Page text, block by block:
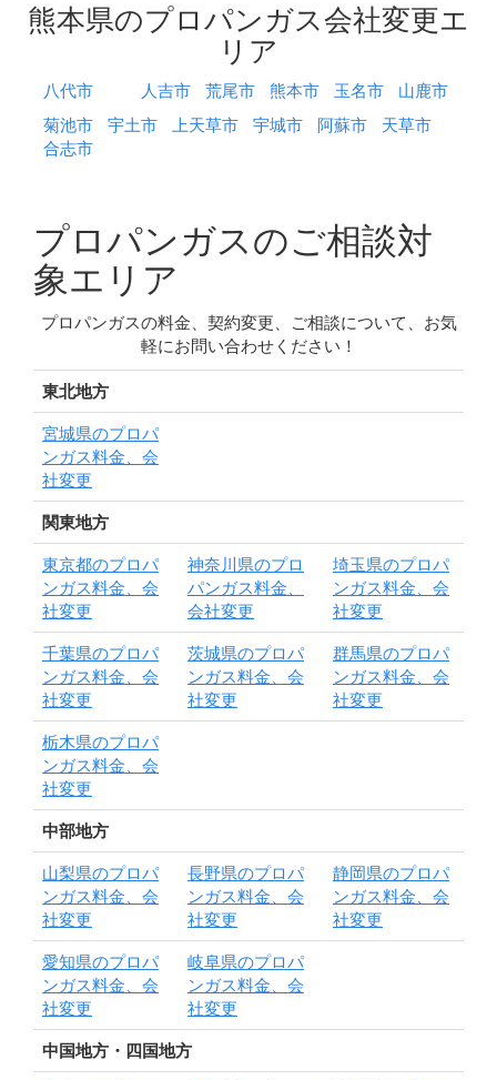
熊本県のプロパンガス会社変更エ
リア
八代市 人吉市 荒尾市 熊本市 玉名市
山鹿市
菊池市
宇土市 上天草市 宇城市 阿蘇市
天草市
合志市
プロパンガスのご相談対
象エリア
プロパンガスの料金、契約変更、ご相談について、お気
軽にお問い合わせください！
東北地方
宮城県のプロパ
ンガス料金、会
社変更
関東地方
東京都のプロパ
ンガス料金、会
社変更
神奈川県のプロ
パンガス料金、
会社変更
埼玉県のプロパ
ンガス料金、会
社変更
千葉県のプロパ
ンガス料金、会
社変更
茨城県のプロパ
ンガス料金、会
社変更
群馬県のプロパ
ンガス料金、会
社変更
栃木県のプロパ
ンガス料金、会
社変更
中部地方
山梨県のプロパ
ンガス料金、会
社変更
長野県のプロパ
ンガス料金、会
社変更
静岡県のプロパ
ンガス料金、会
社変更
愛知県のプロパ
ンガス料金、会
社変更
岐阜県のプロパ
ンガス料金、会
社変更
中国地方・四国地方